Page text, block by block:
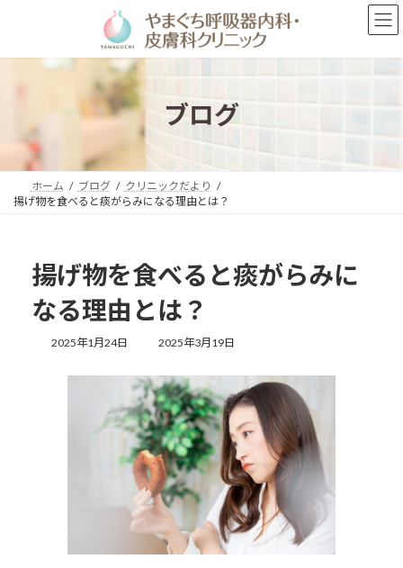
ン
プ
ー
動
ブログ
ホーム ブログ
クリニックだより
揚げ物を食べると痰がらみになる理由とは？
揚げ物を食べると痰がらみに
なる理由とは？
2025年1月24日
最
更
新
日
時
:
2025年3月19日